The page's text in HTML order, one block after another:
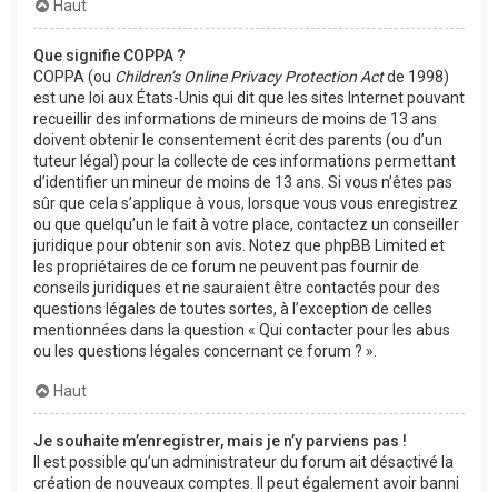
Haut
Que signifie COPPA ?
COPPA (ou Children’s Online Privacy Protection Actde 1998)
est une loi aux États-Unis qui dit que les sites Internet pouvant
recueillir des informations de mineurs de moins de 13 ans
doivent obtenir le consentement écrit des parents (ou d’un
tuteur légal) pour la collecte de ces informations permettant
d’identifier un mineur de moins de 13 ans. Si vous n’êtes pas
sûr que cela s’applique à vous, lorsque vous vous enregistrez
ou que quelqu’un le fait à votre place, contactez un conseiller
juridique pour obtenir son avis. Notez que phpBB Limited et
les propriétaires de ce forum ne peuvent pas fournir de
conseils juridiques et ne sauraient être contactés pour des
questions légales de toutes sortes, à l’exception de celles
mentionnées dans la question « Qui contacter pour les abus
ou les questions légales concernant ce forum ? ».
Haut
Je souhaite m’enregistrer, mais je n’y parviens pas !
Il est possible qu’un administrateur du forum ait désactivé la
création de nouveaux comptes. Il peut également avoir banni